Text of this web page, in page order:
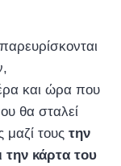
και ώρα που
θα σταλεί
μαζί τους την
την κάρτα του